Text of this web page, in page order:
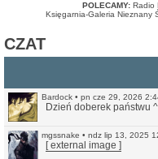
POLECAMY: Radio
Księgarnia-Galeria Nieznany
CZAT
Bardock • pn cze 29, 2026
Dzień doberek państwu
mgssnake • ndz lip 13, 2025
[ external image ]